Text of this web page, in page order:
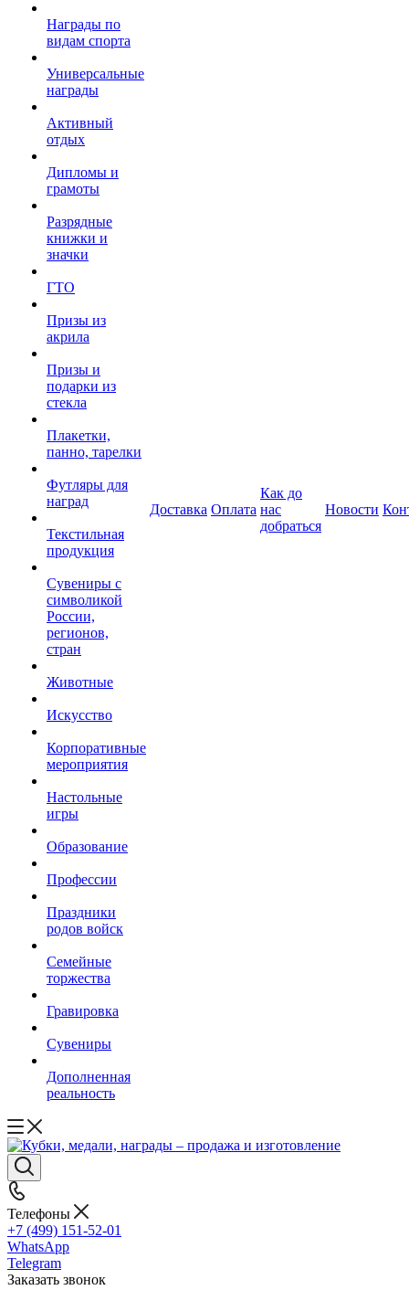
Награды по
видам спорта
Универсальные
награды
Активный
отдых
Дипломы и
грамоты
Разрядные
книжки и
значки
ГТО
Призы из
акрила
Призы и
подарки из
стекла
Плакетки,
панно, тарелки
Футляры для
наград
Текстильная
продукция
Сувениры с
символикой
России,
регионов,
стран
Животные
Искусство
Корпоративные
мероприятия
Настольные
игры
Образование
Профессии
Праздники
родов войск
Семейные
торжества
Гравировка
Сувениры
Дополненная
реальность
Доставка Оплата
Как до
нас
добраться
Новости
Телефоны
+7 (499) 151-52-01
WhatsApp
Telegram
Заказать звонок